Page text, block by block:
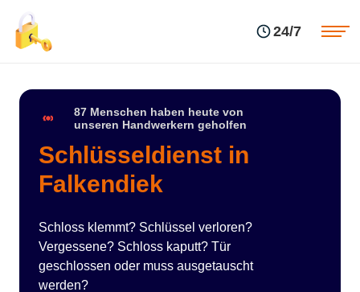
24/7
87 Menschen haben heute von
unseren Handwerkern geholfen
Schlüsseldienst in
Falkendiek
Schloss klemmt? Schlüssel verloren?
Vergessene? Schloss kaputt? Tür
geschlossen oder muss ausgetauscht
werden?